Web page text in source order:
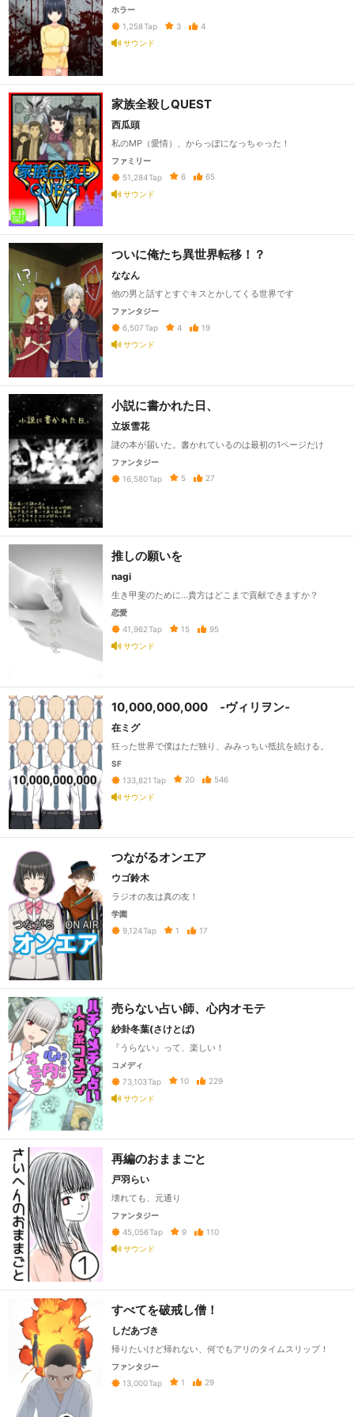
ホラー
1,258Tap 3
4
サウンド
家族全殺しQUEST
西瓜頭
私のMP（愛情）、からっぽになっちゃった！
ファミリー
51,284Tap 6
65
サウンド
ついに俺たち異世界転移！？
ななん
他の男と話すとすぐキスとかしてくる世界です
ファンタジー
6,507 Tap 4
19
サウンド
小説に書かれた日、
立坂雪花
謎の本が届いた。書かれているのは最初の1ページだけ
ファンタジー
16,580Tap 5 27
推しの願いを
nagi
生き甲斐のために…貴方はどこまで貢献できますか？
恋愛
41,962 Tap 15
95
サウンド
10,000,000,000 ‐ヴィリヲン‐
在ミグ
狂った世界で僕はただ独り、みみっちい抵抗を続ける。
SF
133,821 Tap 20
546
サウンド
つながるオンエア
ウゴ鈴木
ラジオの友は真の友！
学園
9,124Tap 1 17
売らない占い師、心内オモテ
紗卦冬葉(さけとば)
『うらない』って、楽しい！
コメディ
73,103Tap 10
229
サウンド
再編のおままごと
戸羽らい
壊れても、元通り
ファンタジー
45,056Tap 9
110
サウンド
すべてを破戒し僧！
しだあづき
帰りたいけど帰れない、何でもアリのタイムスリップ！
ファンタジー
13,000Tap 1 29